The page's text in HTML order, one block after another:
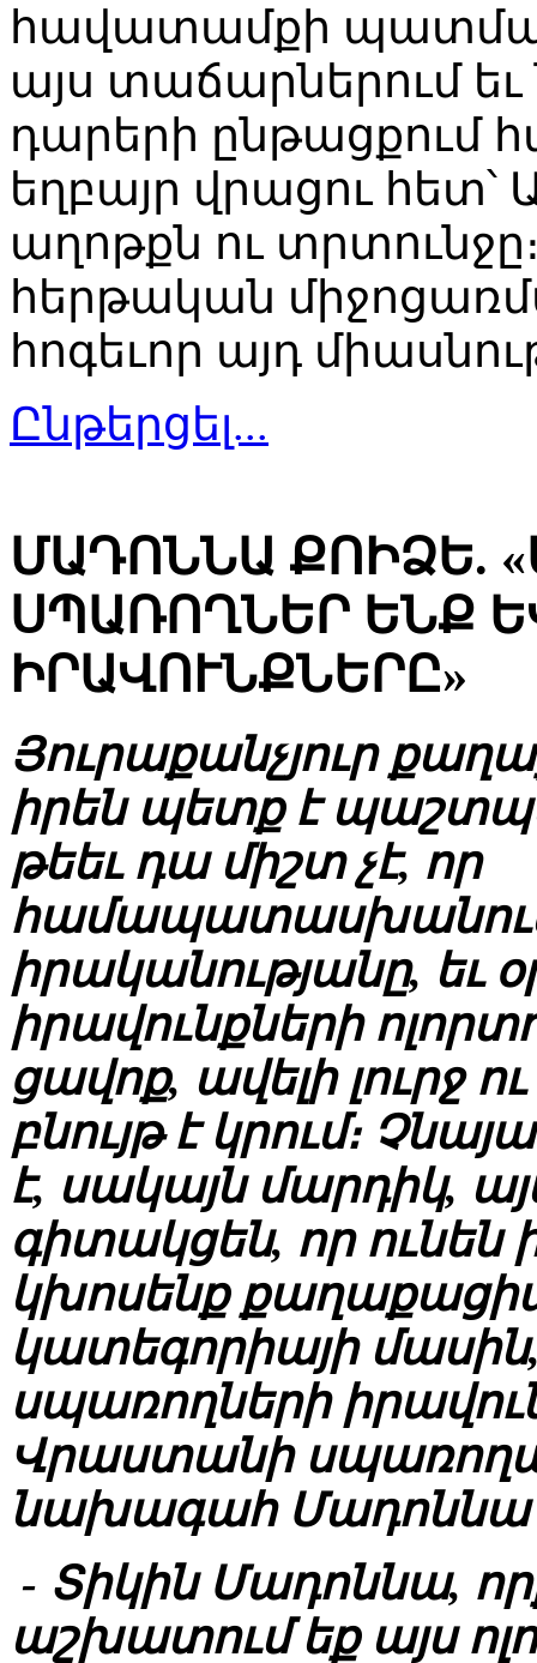
հավատամքի
այս տաճարներում
դարերի ընթացքում
եղբայր վրացու հետ՝
աղոթքն ու
հերթական
հոգեւոր այդ
Ընթերցել...
ՄԱԴՈՆՆԱ ՔՈԻՁԵ.
ՍՊԱՌՈՂՆԵՐ ԵՆՔ
ԻՐԱՎՈՒՆՔՆԵՐԸ»
Յուրաքանչյուր
իրեն պետք է
թեեւ դա միշտ չէ, որ
իրականությանը, եւ
իրավունքների
ցավոք, ավելի լուրջ
բնույթ է կրում։
է, սակայն մարդիկ,
գիտակցեն, որ ունեն
կխոսենք
կատեգորիայի
սպառողների
Վրաստանի
նախագահ Մադոննա
- Տիկին Մադոննա,
աշխատում եք այս